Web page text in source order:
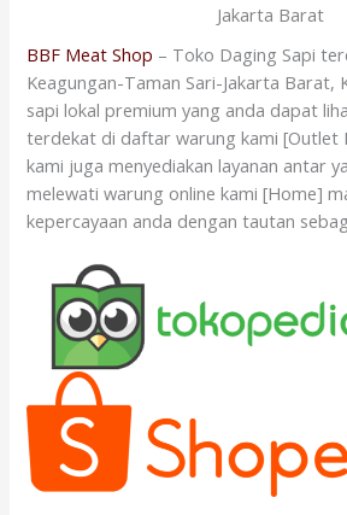
Jakarta Barat
BBF Meat Shop – Toko Daging Sapi
Keagungan-Taman Sari-Jakarta Barat,
sapi lokal premium yang anda dapat
terdekat di daftar warung kami [Outlet
kami juga menyediakan layanan antar
melewati warung online kami [Home]
kepercayaan anda dengan tautan